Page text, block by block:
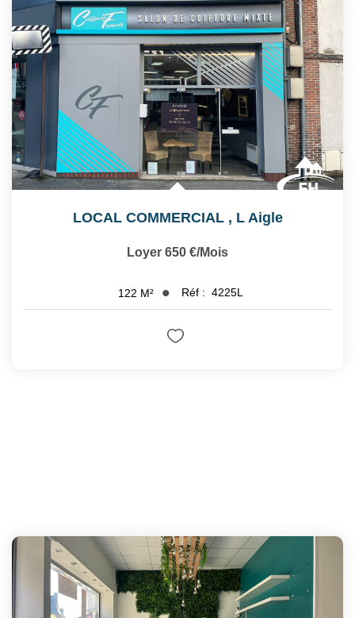
LOCAL COMMERCIAL , L Aigle
Loyer 650 €/mois
122 M² Réf : 4225L